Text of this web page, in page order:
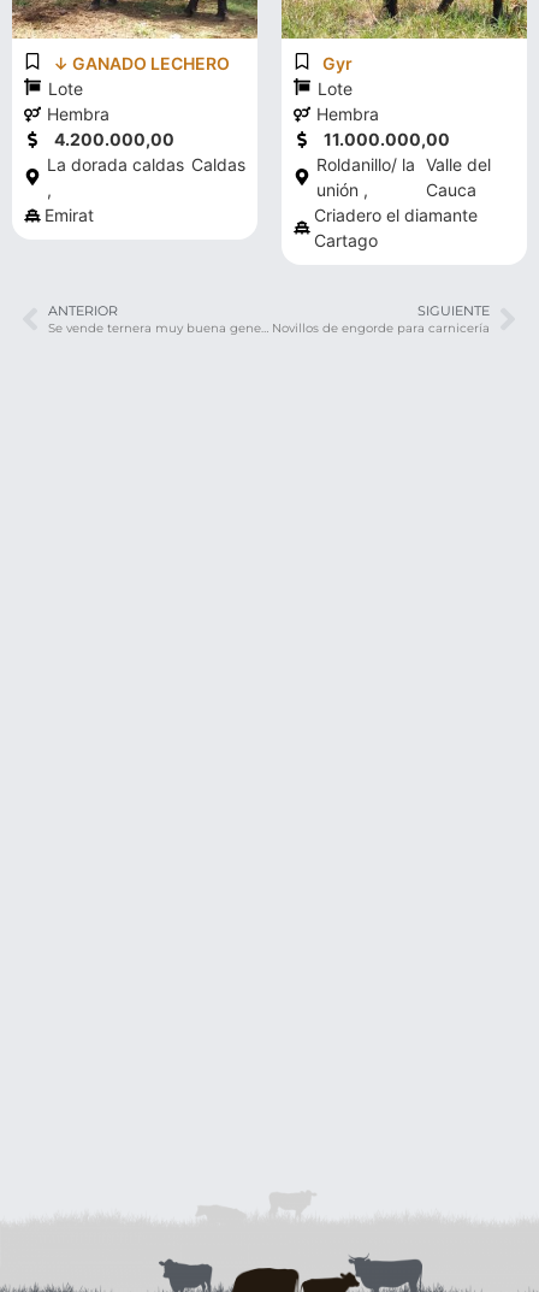
↓ GANADO LECHERO
Lote
Hembra
4.200.000,00
La dorada caldas
,
Caldas
Emirat
Gyr
Lote
Hembra
11.000.000,00
Roldanillo/ la
unión ,
Valle del
Cauca
Criadero el diamante
Cartago
ANTERIOR SIGUIENTE
Novillos de engorde para carnicería